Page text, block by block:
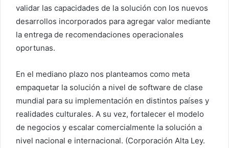
validar las capacidades de la solución con los nuevos
desarrollos incorporados para agregar valor mediante
la entrega de recomendaciones operacionales
oportunas.
En el mediano plazo nos planteamos como meta
empaquetar la solución a nivel de software de clase
mundial para su implementación en distintos países y
realidades culturales. A su vez, fortalecer el modelo
de negocios y escalar comercialmente la solución a
nivel nacional e internacional. (Corporación Alta Ley.